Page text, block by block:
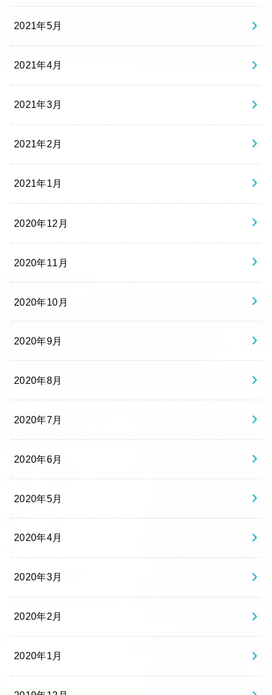
2021年5月
2021年4月
2021年3月
2021年2月
2021年1月
2020年12月
2020年11月
2020年10月
2020年9月
2020年8月
2020年7月
2020年6月
2020年5月
2020年4月
2020年3月
2020年2月
2020年1月